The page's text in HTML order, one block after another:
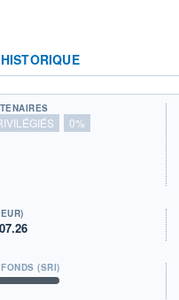
HISTORIQUE
0%
(SRI)